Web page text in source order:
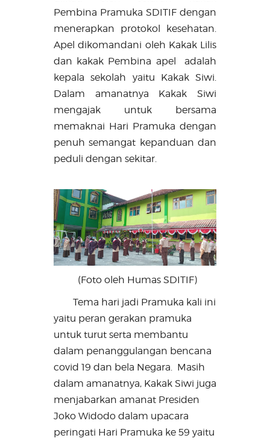
Pembina Pramuka SDITIF dengan
menerapkan protokol kesehatan.
Apel dikomandani oleh Kakak Lilis
dan kakak Pembina apel adalah
kepala sekolah yaitu Kakak Siwi.
Dalam amanatnya Kakak Siwi
mengajak untuk bersama
memaknai Hari Pramuka dengan
penuh semangat kepanduan dan
peduli dengan sekitar.
(Foto oleh Humas SDITIF)
Tema hari jadi Pramuka kali ini
yaitu peran gerakan pramuka
untuk turut serta membantu
dalam penanggulangan bencana
covid 19 dan bela Negara. Masih
dalam amanatnya, Kakak Siwi juga
menjabarkan amanat Presiden
Joko Widodo dalam upacara
peringati Hari Pramuka ke 59 yaitu